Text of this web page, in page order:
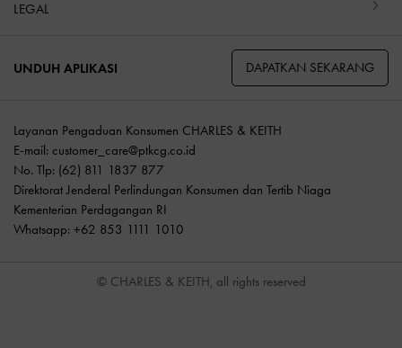
LEGAL
UNDUH APLIKASI DAPATKAN SEKARANG
Layanan Pengaduan Konsumen CHARLES & KEITH
E-mail: customer_care@ptkcg.co.id
No. Tlp: (62) 811 1837 877
Direktorat Jenderal Perlindungan Konsumen dan Tertib Niaga
Kementerian Perdagangan RI
Whatsapp: +62 853 1111 1010
© CHARLES & KEITH, all rights reserved